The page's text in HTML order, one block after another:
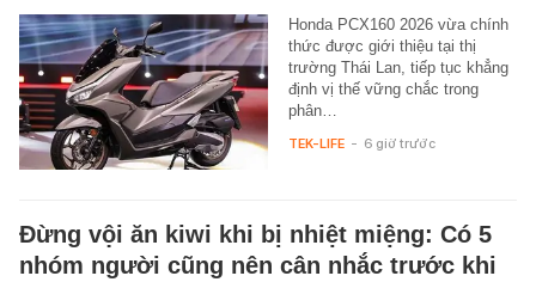
Honda PCX160 2026 vừa chính
thức được giới thiệu tại thị
trường Thái Lan, tiếp tục khẳng
định vị thế vững chắc trong
phân…
TEK-LIFE - 6 giờ trước
Đừng vội ăn kiwi khi bị nhiệt miệng: Có 5
nhóm người cũng nên cân nhắc trước khi